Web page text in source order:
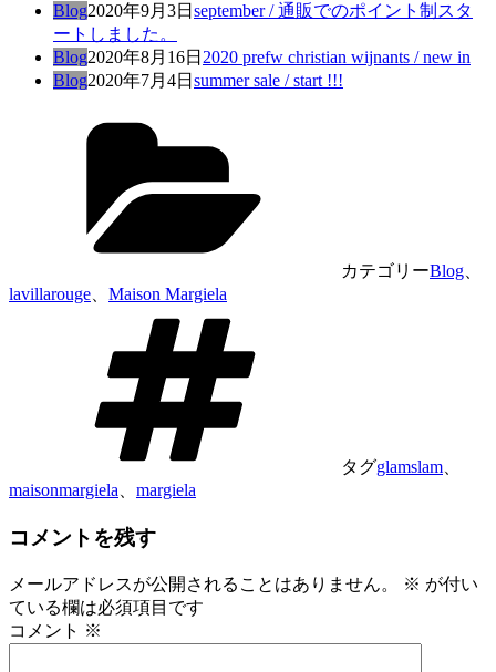
Blog2020年9月3日 september / 通販でのポイント制スタ
ートしました。
Blog2020年8月16日 2020 prefw christian wijnants / new in
Blog2020年7月4日 summer sale / start !!!
カテゴリーBlog
lavillarouge
Maison Margiela
タグglamslam
maisonmargiela
margiela
コメントを残す
メールアドレスが公開されることはありません。 ※ が付い
ている欄は必須項目です
コメント ※